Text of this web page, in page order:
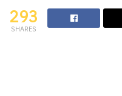
293
SHARES